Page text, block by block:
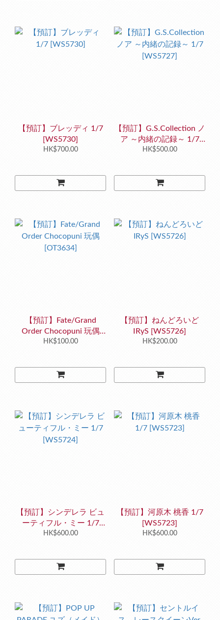
【預訂】ブレッディ 1/7
[WS5730]
HK$700.00
【預訂】G.S.Collection ノ
ア ～内緒の記録～ 1/7
[WS5727]
HK$500.00
【預訂】Fate/Grand
Order Chocopuni 玩偶
[OT3634]
HK$100.00
【預訂】ねんどろいど
IRyS [WS5726]
HK$200.00
【預訂】シンデレラ ビュ
ーティフル・ミー 1/7
[WS5724]
HK$600.00
【預訂】河原木 桃香 1/7
[WS5723]
HK$600.00